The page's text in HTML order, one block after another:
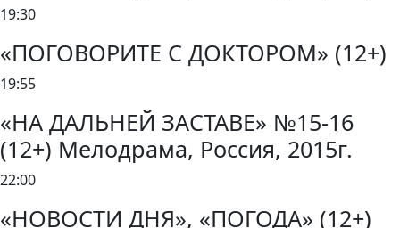
19:30
«ПОГОВОРИТЕ С ДОКТОРОМ» (12+)
19:55
«НА ДАЛЬНЕЙ ЗАСТАВЕ» №15-16
(12+) Мелодрама, Россия, 2015г.
22:00
«НОВОСТИ ДНЯ», «ПОГОДА» (12+)